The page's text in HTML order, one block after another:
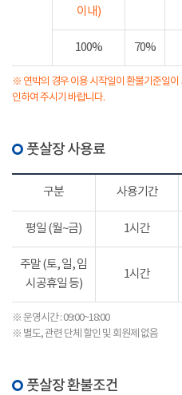
이내)
100% 70%
※ 연박의 경우 이용 시작일이 환불기준일이
인하여 주시기 바랍니다.
풋살장 사용료
구분 사용기간
평일 (월~금) 1시간
주말 (토, 일, 임
시공휴일 등)
1시간
※ 운영시간 : 09:00~18:00
※ 별도, 관련 단체 할인 및 회원제 없음
풋살장 환불조건